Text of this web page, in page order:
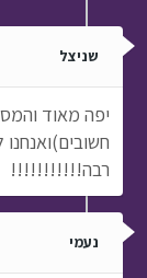
שניצל
יפה מאוד
רבה!!!!!!!!!!!
נעמי